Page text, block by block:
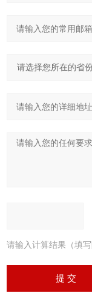
请输入计算结果（填